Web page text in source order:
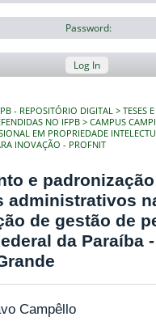
Password:
Log In
- REPOSITÓRIO DIGITAL TESES
NO IFPB
CAMPUS
EM PROPRIEDADE
INOVAÇÃO - PROFNIT
e
administrativos
de gestão de
da Paraíba
Campêllo